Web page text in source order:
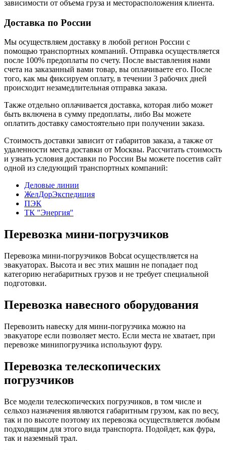
зависимости от объема груза и месторасположения клиента.
Доставка по России
Мы осуществляем доставку в любой регион России с
помощью транспортных компаний. Отправка осуществляется
после 100% предоплаты по счету. После выставления нами
счета на заказанный вами товар, вы оплачиваете его. После
того, как мы фиксируем оплату, в течении 3 рабочих дней
происходит незамедлительная отправка заказа.
Также отдельно оплачивается доставка, которая либо может
быть включена в сумму предоплаты, либо Вы можете
оплатить доставку самостоятельно при получении заказа.
Стоимость доставки зависит от габаритов заказа, а также от
удаленности места доставки от Москвы. Рассчитать стоимость
и узнать условия доставки по России Вы можете посетив сайт
одной из следующий транспортных компаний:
Деловые линии
ЖелДорЭкспедиция
ПЭК
ТК "Энергия"
Перевозка мини-погрузчиков
Перевозка мини-погрузчиков Bobcat осуществляется на
эвакуаторах. Высота и вес этих машин не попадает под
категорию негабаритных грузов и не требует специальной
подготовки.
Перевозка навесного оборудования
Перевозить навеску для мини-погрузчика можно на
эвакуаторе если позволяет место. Если места не хватает, при
перевозке минипогрузчика используют фуру.
Перевозка телескопических
погрузчиков
Все модели телескопических погрузчиков, в том числе и
сельхоз назначения являются габаритным грузом, как по весу,
так и по высоте поэтому их перевозка осуществляется любым
подходящим для этого вида транспорта. Подойдет, как фура,
так и наземный трал.